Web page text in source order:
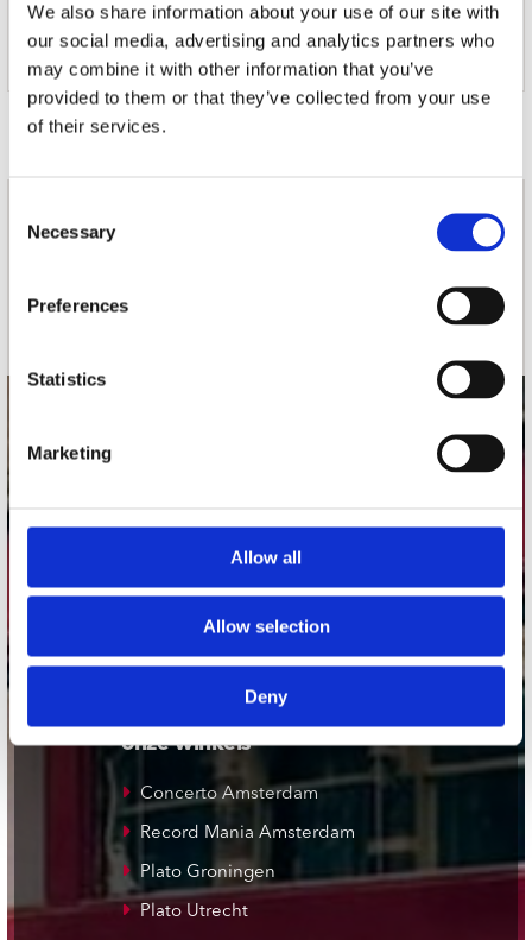
We also share information about your use of our site with
our social media, advertising and analytics partners who
may combine it with other information that you’ve
provided to them or that they’ve collected from your use
of their services.
Selection
Necessary
Preferences
Statistics
Marketing
Allow all
Allow selection
Deny
Hoes: Arthur Mulder, Jan Giliam van Arkel, Jesse
Dorrestijn; Collages: Arthur Mulder
Door Redactie op 2014-12-29
Adres
Concerto Recordstore
1017 VP Amsterdam
onze winkels
Concerto Amsterdam
Record Mania Amsterdam
Plato Groningen
Plato Utrecht